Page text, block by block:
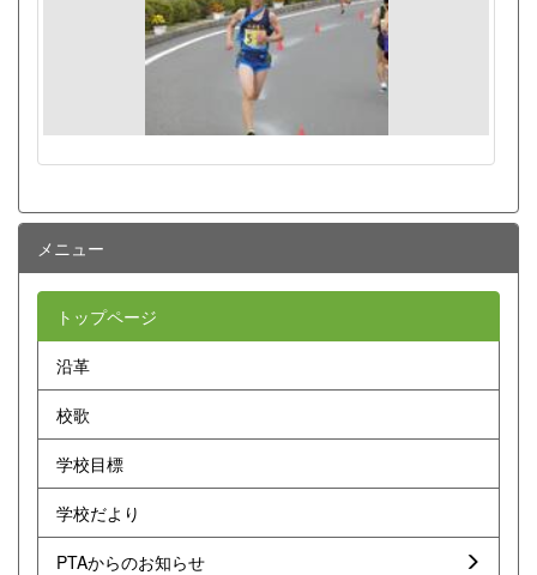
メニュー
トップページ
沿革
校歌
学校目標
学校だより
PTAからのお知らせ